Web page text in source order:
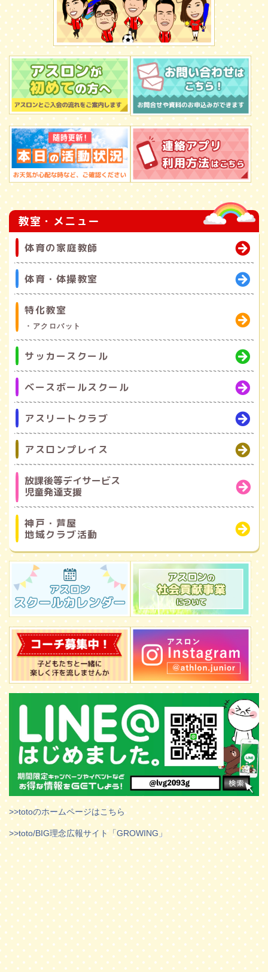
教室・メニュー
体育の家庭教師
体育・体操教室
特化教室
・アクロバット
サッカースクール
ベースボールスクール
アスリートクラブ
アスロンプレイス
放課後等デイサービス
児童発達支援
神戸・芦屋
地域クラブ活動
>>totoのホームページはこちら
>>toto/BIG理念広報サイト「GROWING」